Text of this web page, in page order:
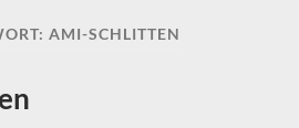
AMI-SCHLITTEN